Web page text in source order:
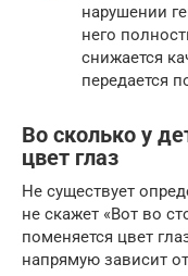
нарушении
него
снижается
передается
Во сколько у
цвет глаз
Не существует
не скажет «Вот во
поменяется цвет
напрямую зависит